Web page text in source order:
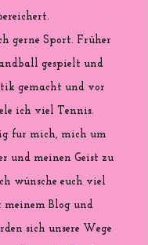
gerne Sport. Früher
gespielt und
gemacht und vor
ich viel Tennis.
fur mich, mich um
und meinen Geist zu
wünsche euch viel
meinem Blog und
sich unsere Wege